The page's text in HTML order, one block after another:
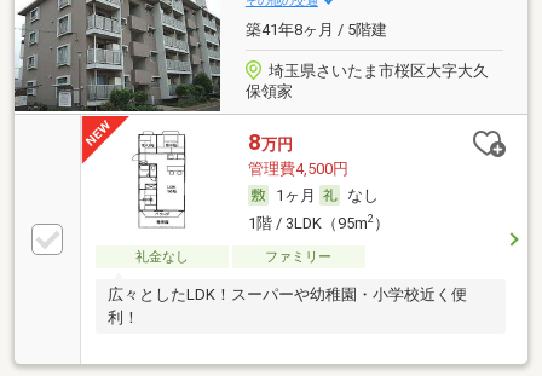
築41年8ヶ月 / 5階建
埼玉県さいたま市桜区大字大久
保領家
8万円
管理費4,500円
1ヶ月
なし
1階 / 3LDK（95m2）
礼金なし ファミリー
広々としたLDK！スーパーや幼稚園・小学校近く便
利！